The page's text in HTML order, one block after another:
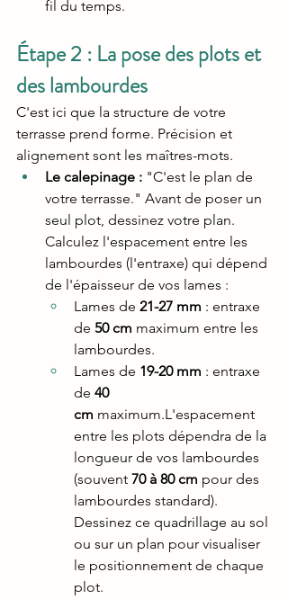
fil du temps.
Étape 2 : La pose des plots et
des lambourdes
C'est ici que la structure de votre
terrasse prend forme. Précision et
alignement sont les maîtres-mots.
Le calepinage : "C'est le plan de
votre terrasse." Avant de poser un
seul plot, dessinez votre plan.
Calculez l'espacement entre les
lambourdes (l'entraxe) qui dépend
de l'épaisseur de vos lames :
Lames de 21-27 mm : entraxe
de 50 cm maximum entre les
lambourdes.
Lames de 19-20 mm : entraxe
de 40
cm maximum.L'espacement
entre les plots dépendra de la
longueur de vos lambourdes
(souvent 70 à 80 cm pour des
lambourdes standard).
Dessinez ce quadrillage au sol
ou sur un plan pour visualiser
le positionnement de chaque
plot.